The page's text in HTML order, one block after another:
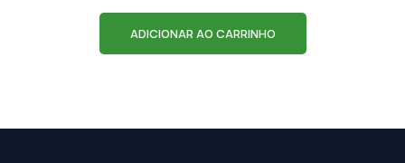
ADICIONAR AO CARRINHO